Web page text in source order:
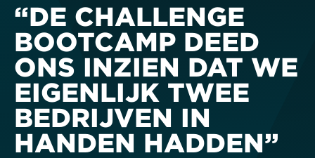
“DE CHALLENGE
BOOTCAMP DEED
ONS INZIEN DAT WE
EIGENLIJK TWEE
BEDRIJVEN IN
HANDEN HADDEN”